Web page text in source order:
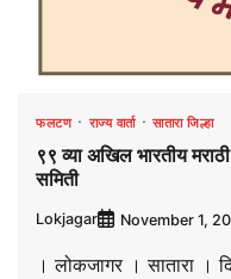
फलटण राज्य वार्ता सातारा जिल्हा
९९ व्या अखिल भारतीय
समिती
Lokjagar November 1,
। लोकजागर । सातारा ।